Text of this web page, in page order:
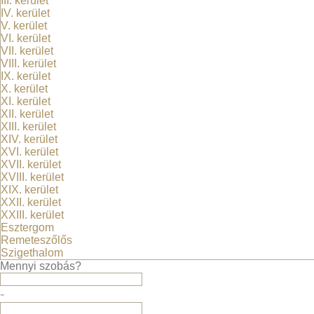
IV. kerület
V. kerület
VI. kerület
VII. kerület
VIII. kerület
IX. kerület
X. kerület
XI. kerület
XII. kerület
XIII. kerület
XIV. kerület
XVI. kerület
XVII. kerület
XVIII. kerület
XIX. kerület
XXII. kerület
XXIII. kerület
Esztergom
Remeteszőlős
Szigethalom
Mennyi szobás?
-
450,000
Olcsva utca
Budapest, XVII kerület
1+4szoba